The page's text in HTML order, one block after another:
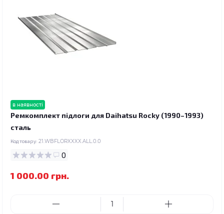
в наявності
Ремкомплект підлоги для Daihatsu Rocky (1990–1993)
сталь
Код товару: 21.WBFLORXXXX.ALL.0.0
0
1 000.00 грн.